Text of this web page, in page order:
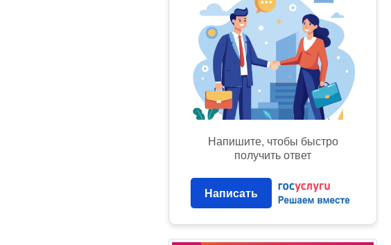
Напишите, чтобы быстро
получить ответ
Написать